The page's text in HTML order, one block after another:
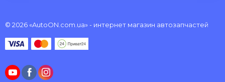
© 2026 «AutoON.com.ua» - интернет магазин автозапчастей